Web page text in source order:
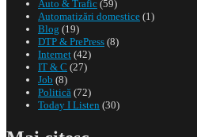
Auto & Trafic (59)
Automatizări domestice (1)
Blog (19)
DTP & PrePress (8)
Internet (42)
IT & C (27)
Job (8)
Politică (72)
Today I Listen (30)